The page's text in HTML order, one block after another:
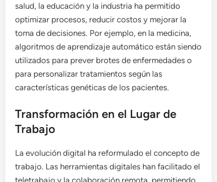
salud, la educación y la industria ha permitido
optimizar procesos, reducir costos y mejorar la
toma de decisiones. Por ejemplo, en la medicina,
algoritmos de aprendizaje automático están siendo
utilizados para prever brotes de enfermedades o
para personalizar tratamientos según las
características genéticas de los pacientes.
Transformación en el Lugar de
Trabajo
La evolución digital ha reformulado el concepto de
trabajo. Las herramientas digitales han facilitado el
teletrabajo y la colaboración remota, permitiendo